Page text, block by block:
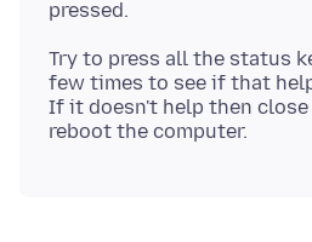
Try to press all the status
few times to see if that
If it doesn't help then